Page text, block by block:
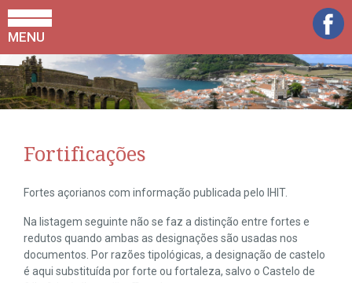
MENU
Fortificações
Fortes açorianos com informação publicada pelo IHIT.
Na listagem seguinte não se faz a distinção entre fortes e
redutos quando ambas as designações são usadas nos
documentos. Por razões tipológicas, a designação de castelo
é aqui substituída por forte ou fortaleza, salvo o Castelo de